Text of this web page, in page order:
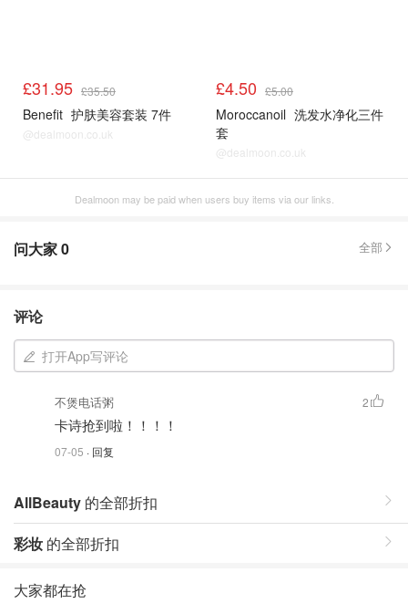
£31.95 £35.50
Benefit 护肤美容套装 7件
@dealmoon.co.uk
£4.50 £5.00
Moroccanoil 洗发水净化三件
套
@dealmoon.co.uk
Dealmoon may be paid when users buy items via our links.
问大家0 全部
评论
打开App写评论
不煲电话粥
卡诗抢到啦！！！！
07-05 · 回复
2
AllBeauty 的全部折扣
彩妆 的全部折扣
大家都在抢